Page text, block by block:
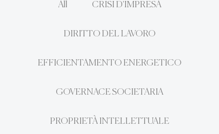
All CRISI D'IMPRESA
DIRITTO DEL LAVORO
EFFICIENTAMENTO ENERGETICO
GOVERNACE SOCIETARIA
PROPRIETÀ INTELLETTUALE